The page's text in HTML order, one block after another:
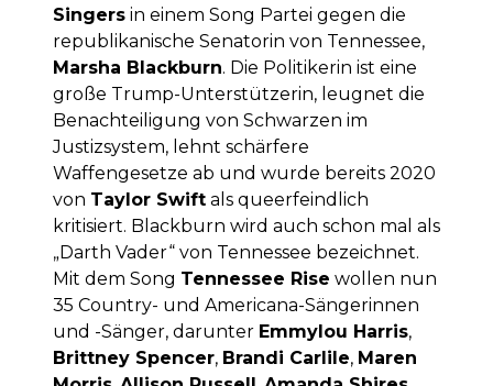
Singers in einem Song Partei gegen die
republikanische Senatorin von Tennessee,
Marsha Blackburn. Die Politikerin ist eine
große Trump-Unterstützerin, leugnet die
Benachteiligung von Schwarzen im
Justizsystem, lehnt schärfere
Waffengesetze ab und wurde bereits 2020
von Taylor Swift als queerfeindlich
kritisiert. Blackburn wird auch schon mal als
„Darth Vader“ von Tennessee bezeichnet.
Mit dem Song Tennessee Rise wollen nun
35 Country- und Americana-Sängerinnen
und -Sänger, darunter Emmylou Harris,
Brittney Spencer, Brandi Carlile, Maren